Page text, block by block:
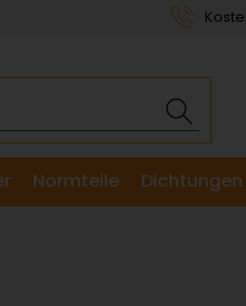
Normteile Dichtungen